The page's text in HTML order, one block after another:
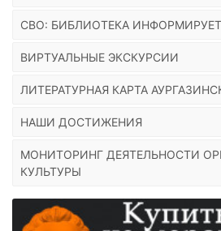
СВО: БИБЛИОТЕКА ИНФОРМИРУЕТ
ВИРТУАЛЬНЫЕ ЭКСКУРСИИ
ЛИТЕРАТУРНАЯ КАРТА
НАШИ ДОСТИЖЕНИЯ
МОНИТОРИНГ ДЕЯТЕЛЬНОСТИ
КУЛЬТУРЫ